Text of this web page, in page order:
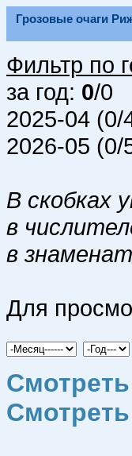
Грозовые очаги
Фильтр по
за год: 0/0
2025-04
2026-05
В скобках
в
в
Для